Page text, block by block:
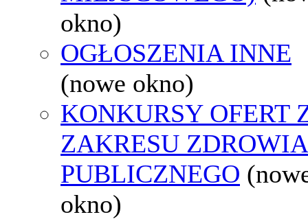
okno)
OGŁOSZENIA INNE
(nowe okno)
KONKURSY OFERT
ZAKRESU ZDROWIA
PUBLICZNEGO
okno)